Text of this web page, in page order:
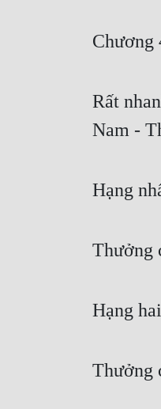
Chương
Rất
Nam -
Hạng
Thưởng
Hạng
Thưởng